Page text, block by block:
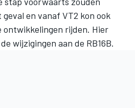
en vanaf VT2 kon ook
ontwikkelingen rijden. Hier
wijzigingen aan de RB16B.